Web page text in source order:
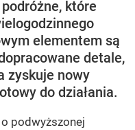
które
elementem są
detale,
zyskuje nowy
do działania.
podwyższonej